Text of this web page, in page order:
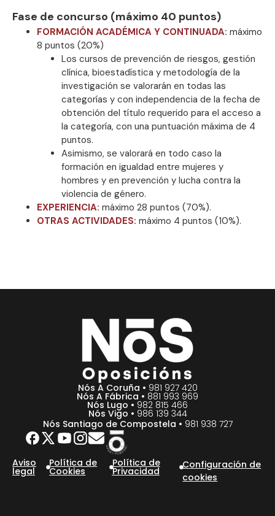
Fase de concurso (máximo 40 puntos)
FORMACIÓN ACADÉMICA Y CONTINUADA: máximo
8 puntos (20%)
Los cursos de prevención de riesgos, gestión
clínica, bioestadística y metodología de la
investigación se valorarán en todas las
categorías y con independencia de la fecha de
obtención del título requerido para el acceso a
la categoría, con una puntuación máxima de 4
puntos.
Asimismo, se valorará en todo caso la
formación en igualdad entre mujeres y
hombres y en prevención y lucha contra la
violencia de género.
EXPERIENCIA: máximo 28 puntos (70%).
OTRAS ACTIVIDADES: máximo 4 puntos (10%).
Nós A Coruña • 981 927 420
Nós A Fábrica • 881 993 969
Nós Lugo • 982 815 466
Nós Vigo • 986 139 344
Nós Santiago de Compostela • 981 938 727
Aviso
legal
Política de
Cookies
Política de
Privacidad
Configuración de
cookies